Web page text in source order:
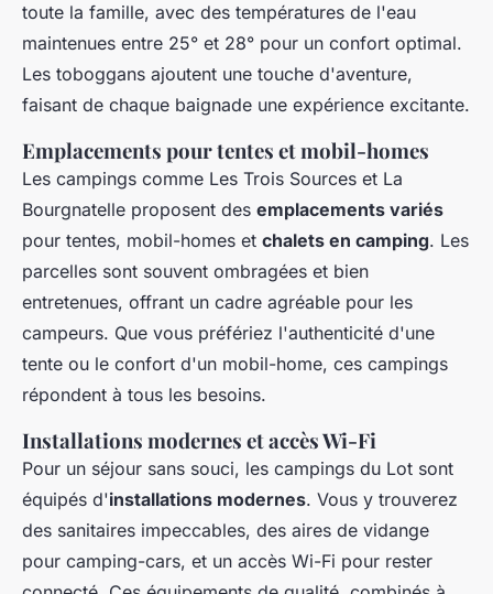
toute la famille, avec des températures de l'eau
maintenues entre 25° et 28° pour un confort optimal.
Les toboggans ajoutent une touche d'aventure,
faisant de chaque baignade une expérience excitante.
Emplacements pour tentes et mobil-homes
Les campings comme Les Trois Sources et La
Bourgnatelle proposent des emplacements variés
pour tentes, mobil-homes et chalets en camping. Les
parcelles sont souvent ombragées et bien
entretenues, offrant un cadre agréable pour les
campeurs. Que vous préfériez l'authenticité d'une
tente ou le confort d'un mobil-home, ces campings
répondent à tous les besoins.
Installations modernes et accès Wi-Fi
Pour un séjour sans souci, les campings du Lot sont
équipés d'installations modernes. Vous y trouverez
des sanitaires impeccables, des aires de vidange
pour camping-cars, et un accès Wi-Fi pour rester